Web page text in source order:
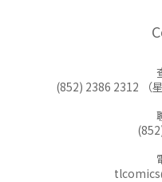
(852) 2386 2312 （